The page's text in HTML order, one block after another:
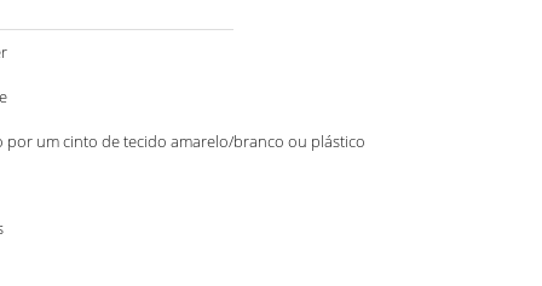
por um cinto de tecido amarelo/branco ou plástico